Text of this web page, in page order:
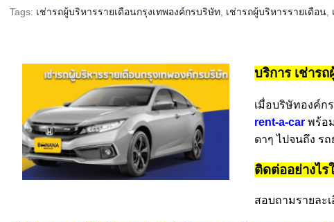
Tags: เช่ารถผู้บริหารรายเดือนกรุงเทพองค์กรบริษัท เช่ารถผู้บริหารรายเดือน
บริการ เช่าร
เมื่อบริษัทองค์ก
rent-a-car พร้อ
ดาๆ ไปจนถึง ร
ติดต่ออย่างไร
สอบถามรายละ